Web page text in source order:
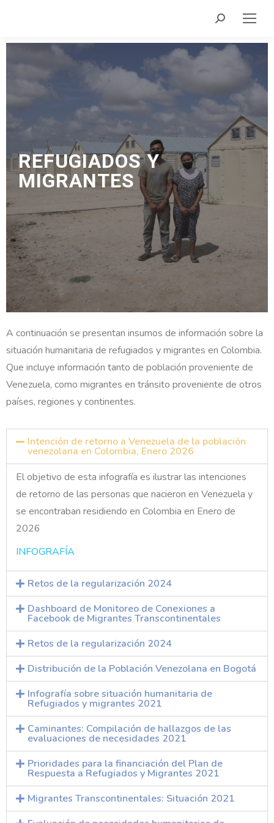
REFUGIADOSY
MIGRANTES
A continuación se presentan insumos de información sobre la
situación humanitaria de refugiados y migrantes en Colombia.
Que incluye información tanto de población proveniente de
Venezuela, como migrantes en tránsito proveniente de otros
países, regiones y continentes.
Intención de retorno a Venezuela de la población
venezolana en Colombia, Enero 2026
El objetivo de esta infografía es ilustrar las intenciones
de retorno de las personas que nacieron en Venezuela y
se encontraban residiendo en Colombia en Enero de
2026
INFOGRAFÍA
Retos de la regularización 2024
Dashboard de Monitoreo de Conexiones a
Facebook de Migrantes Transcontinentales
Retos de la regularización 2024
Distribución de la Población Venezolana en Bogotá
Infografía sobre situación humanitaria de
Refugiados y migrantes 2021
Caminantes: Compilación de hallazgos de las
evaluaciones de necesidades 2021
Prioridades para la financiación del Plan de
Respuesta a Refugiados y Migrantes 2021
Migrantes Transcontinentales: Situación 2021